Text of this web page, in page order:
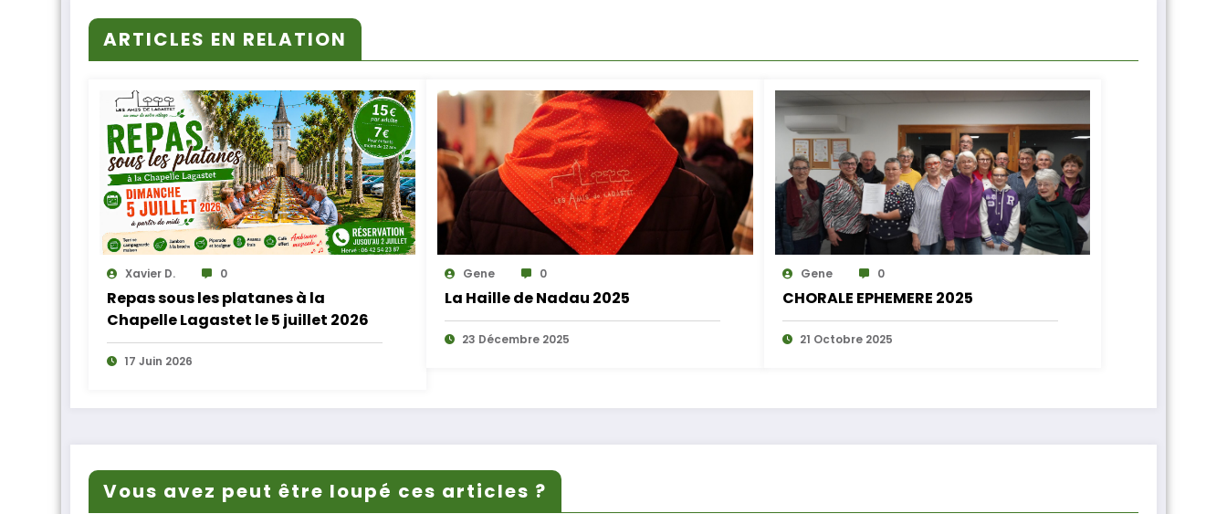
ARTICLES EN RELATION
Xavier D. 0
Repas sous les platanes à la
Chapelle Lagastet le 5 juillet 2026
17 Juin 2026
Gene 0
La Haille de Nadau 2025
23 Décembre 2025
Gene 0
CHORALE EPHEMERE 2025
21 Octobre 2025
Vous avez peut être loupé ces articles ?